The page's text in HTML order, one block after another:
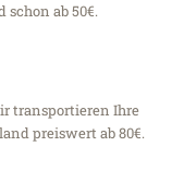
ab 50€.
transportieren Ihre
preiswert ab 80€.